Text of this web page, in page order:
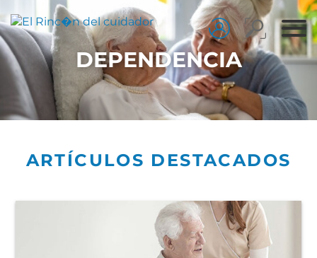
DEPENDENCIA
ARTÍCULOS DESTACADOS